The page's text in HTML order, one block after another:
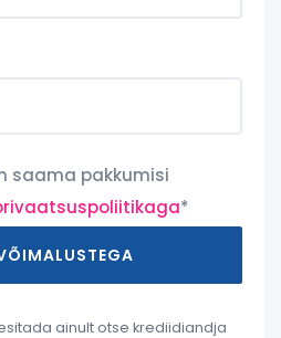
saama pakkumisi
*
ainult otse krediidiandja